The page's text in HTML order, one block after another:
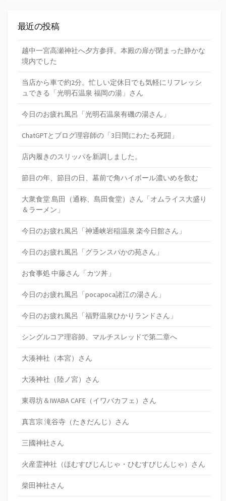
最近の投稿
越中一宮高瀬神社へ夕方参拝。本殿の扉が閉まった静かな
境内でした
当店から車で約2分。忙しい定休日でも気軽にリフレッシ
ュできる「光明石温泉 福岡の湯」さん
今日のお疲れ風呂「光明石温泉有磯の湯さん」
ChatGPTとブログ理容師の「3日間にわたる死闘」
店内履きのスリッパを新調しました。
節目の年、節目の日、墓前で角ハイボール濃いめを飲む
大衆食堂 島田（通称、島田食堂）さん「オムライス大盛り
＆ラーメン」
今日のお疲れ風呂「神通峡岩稲温泉 楽今日館さん」
今日のお疲れ風呂「グランスパかの苑さん」
お食事処 中藤さん「カツ丼」
今日のお疲れ風呂「pocapoca諸江の湯さん」
今日のお疲れ風呂「福野温泉ひかりランドさん」
シングルコア理容師、マルチスレッドで第二章へ
大湊神社（本宮）さん
大湊神社（陸ノ宮）さん
東尋坊＆IWABA CAFE（イワバカフェ）さん
真言宗 滝谷寺（たきだんじ）さん
三國神社さん
火産霊神社（ほむすびじんじゃ・ひむすびじんじゃ）さん
柴田神社さん